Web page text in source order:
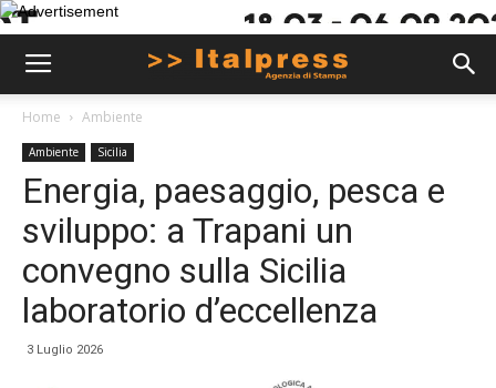
Home Ambiente
Ambiente Sicilia
Energia, paesaggio, pesca e
sviluppo: a Trapani un
convegno sulla Sicilia
laboratorio d’eccellenza
3 Luglio 2026